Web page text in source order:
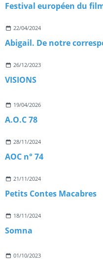
Festival européen du
22/04/2024
26/12/2023
VISIONS
19/04/2026
A.O.C 78
28/11/2024
AOC n° 74
21/11/2024
Petits Contes Macabres
18/11/2024
Somna
01/10/2023